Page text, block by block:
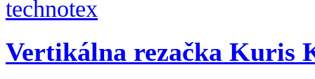
Vertikálna rezačka Kuris